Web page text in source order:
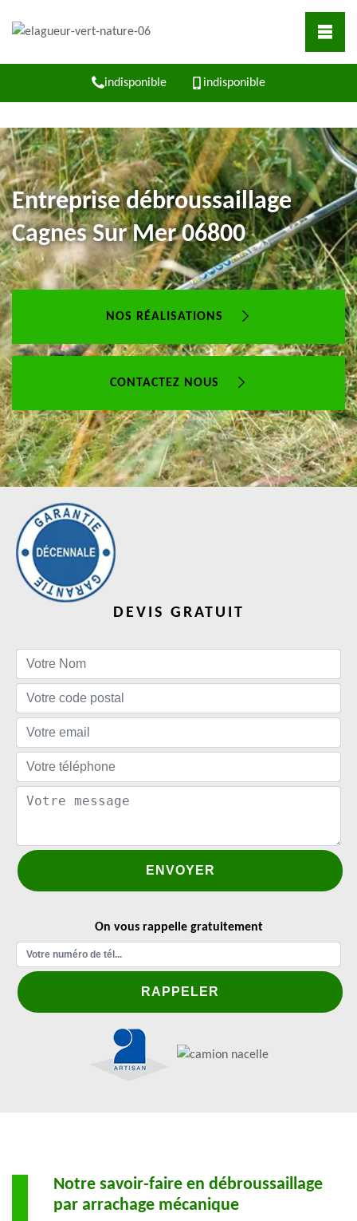
indisponible indisponible
Entreprise débroussaillage
Cagnes Sur Mer 06800
NOS RÉALISATIONS
CONTACTEZ NOUS
DEVIS GRATUIT
On vous rappelle gratuitement
Notre savoir-faire en débroussaillage
par arrachage mécanique